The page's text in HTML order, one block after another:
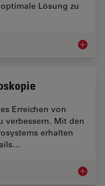
Lösung zu
Erreichen von
verbessern. Mit den
erhalten
Märkte